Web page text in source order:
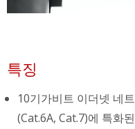
특징
10기가비트 이더넷 네
(Cat.6A, Cat.7)에 특화